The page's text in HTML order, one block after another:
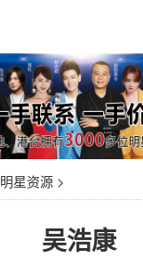
明星资源>
吴浩康